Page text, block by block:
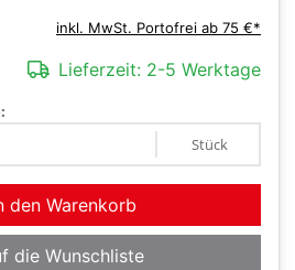
inkl. MwSt. Portofrei ab 75 €*
Lieferzeit: 2-5 Werktage
Stück
den Warenkorb
die Wunschliste